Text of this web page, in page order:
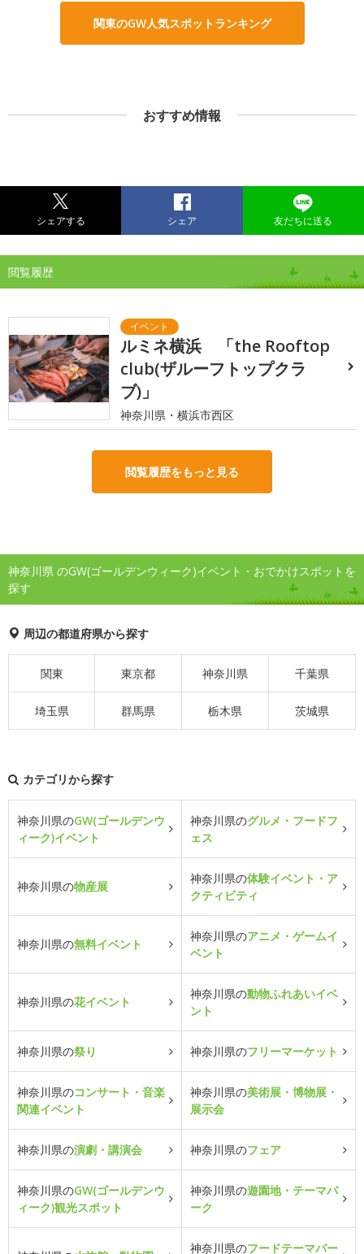
関東のGW人気スポットランキング
おすすめ情報
シェアする シェア 友だちに送る
閲覧履歴
ルミネ横浜 「the Rooftop
club(ザルーフトップクラ
ブ)」
神奈川県・横浜市西区
閲覧履歴をもっと見る
神奈川県 のGW(ゴールデンウィーク)イベント・おでかけスポットを
探す
周辺の都道府県から探す
関東 東京都 神奈川県 千葉県
埼玉県 群馬県 栃木県 茨城県
カテゴリから探す
神奈川県のGW(ゴールデンウ
ィーク)イベント
神奈川県のグルメ・フードフ
ェス
神奈川県の物産展
神奈川県の体験イベント・ア
クティビティ
神奈川県の無料イベント
神奈川県のアニメ・ゲームイ
ベント
神奈川県の花イベント
神奈川県の動物ふれあいイベ
ント
神奈川県の祭り 神奈川県のフリーマーケット
神奈川県のコンサート・音楽
関連イベント
神奈川県の美術展・博物展・
展示会
神奈川県の演劇・講演会 神奈川県のフェア
神奈川県のGW(ゴールデンウ
ィーク)観光スポット
神奈川県の遊園地・テーマパ
ーク
神奈川県のフードテーマパー